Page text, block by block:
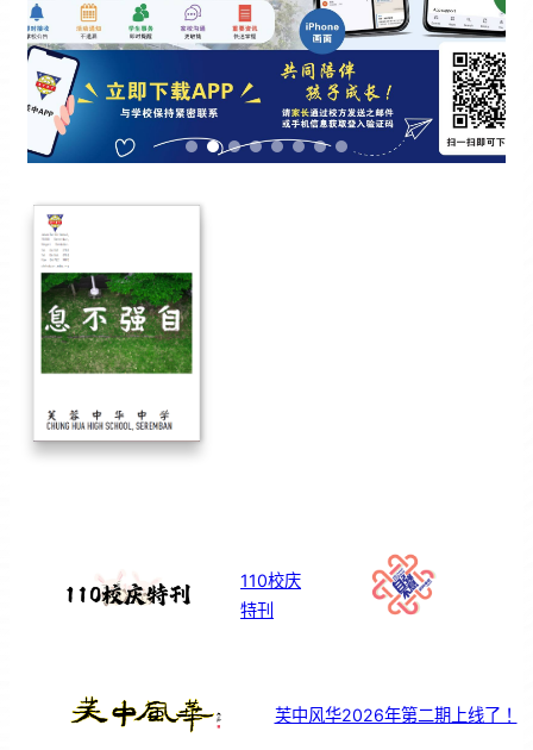
110校庆
特刊
芙中风华2026年第二期上线了！